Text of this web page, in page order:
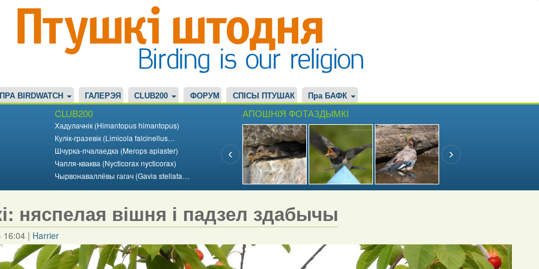
ПРА BIRDWATCH ГАЛЕРЭЯ CLUB200 ФОРУМ СПІСЫ ПТУШАК Пра БАФК
CLUB200
Хадулачнік (Himantopus himantopus)
Кулік-гразевік (Limicola falcinellus…
Шчурка-пчалаедка (Merops apiaster)
Чапля-кваква (Nycticorax nycticorax)
Чырвонаваллёвы гагач (Gavia stellata…
АПОШНІЯ ФОТАЗДЫМКІ
няспелая вішня і падзел здабычы
16:04 | Harrier